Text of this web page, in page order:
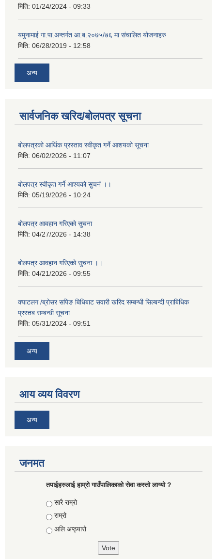
मिति: 01/24/2024 - 09:33
यमुनामाई गा.पा.अन्तर्गत आ.ब.२०७५/७६ मा संचालित योजनाहरु
मिति: 06/28/2019 - 12:58
अन्य
सार्वजनिक खरिद/बोलपत्र सूचना
बोलपत्रको आर्थिक प्रस्ताव स्वीकृत गर्ने आशयको सूचना
मिति: 06/02/2026 - 11:07
बोलपत्र स्वीकृत गर्ने आश्यको सुचनं ।।
मिति: 05/19/2026 - 10:24
बोलपत्र आवहान गरिएको सुचना
मिति: 04/27/2026 - 14:38
बोलपत्र आवहान गरिएको सुचना ।।
मिति: 04/21/2026 - 09:55
क्याटलग /ब्रोसर सपिङ बिधिबाट सवारी खरिद सम्बन्धी सिल्बन्दी प्राबिधिक
प्रस्तब सम्बन्धी सूचना
मिति: 05/31/2024 - 09:51
अन्य
आय व्यय विवरण
अन्य
जनमत
तपाईहरुलाई हाम्रो गाउँपालिकाको सेवा कस्तो लाग्यो ?
Choices
सारै राम्रो
राम्रो
अलि अप्ठ्यारो